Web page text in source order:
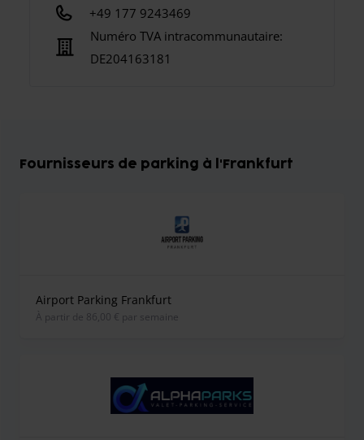
+49 177 9243469
Numéro TVA intracommunautaire:
DE204163181
Fournisseurs de parking à l'Frankfurt
Airport Parking Frankfurt
À partir de 86,00 € par semaine